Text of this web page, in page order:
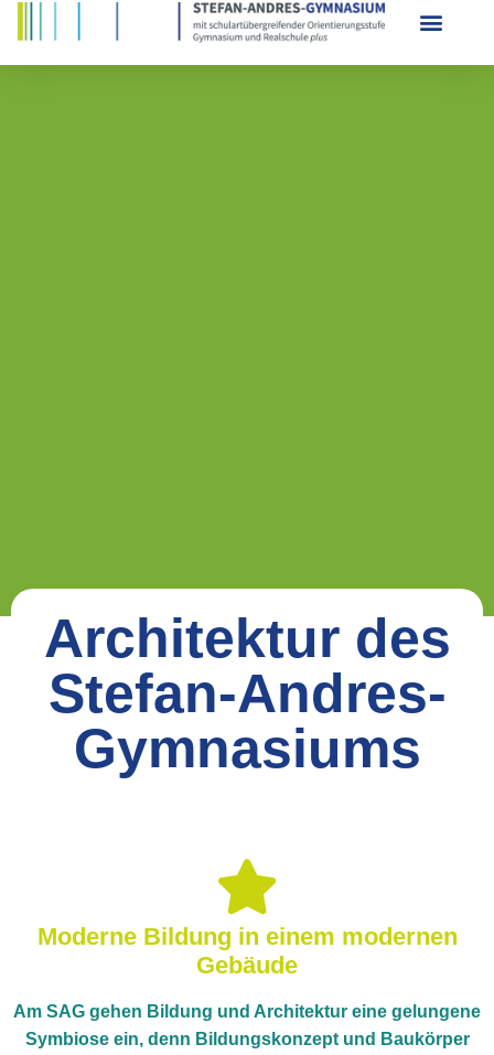
Architektur des
Stefan-Andres-
Gymnasiums
Moderne Bildung in einem modernen
Gebäude
Am SAG gehen Bildung und Architektur eine gelungene
Symbiose ein, denn Bildungskonzept und Baukörper